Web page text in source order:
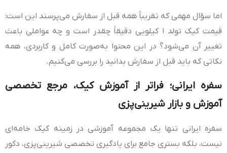
اما سؤال مهمی که تقریباً همه قبل از سفارش می‌پرسند این است:
قیمت کیک تولد ۱ کیلویی دقیقاً چقدر است و چه عواملی باعث
تغییر آن می‌شود؟ در این محتوا به‌صورت کامل و کاربردی، همه
نکاتی که باید قبل از سفارش بدانید را بررسی می‌کنیم.
سفره ایرانی؛ فراتر از آموزش کیک، مرجع تخصصی
آموزش و بازار شیرینی‌پزی
سفره ایرانی تنها یک مجموعه آموزشی در زمینه کیک خامه‌ای
نیست، بلکه بستری جامع برای یادگیری تخصصی شیرینی‌پزی، دکور